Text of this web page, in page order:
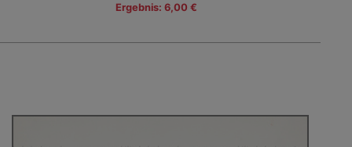
Ergebnis: 6,00 €